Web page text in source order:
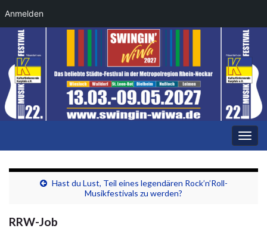
Anmelden
Hast du Lust, Teil eines legendären Rock’n’Roll-
Musikfestivals zu werden?
RRW-Job